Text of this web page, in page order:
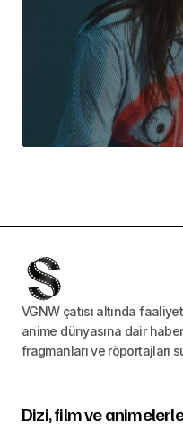
VGNW çatısı altında
anime dünyasına dair
fragmanları ve röportajları
Dizi, film ve